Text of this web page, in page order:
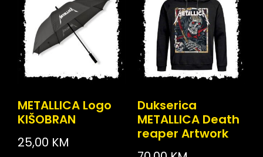
METALLICA Logo
KIŠOBRAN
25,00 KM
Dukserica
METALLICA Death
reaper Artwork